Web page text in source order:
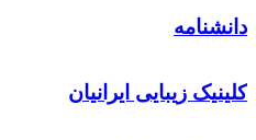
دانشنامه
کلینیک زیبایی ایرانیان